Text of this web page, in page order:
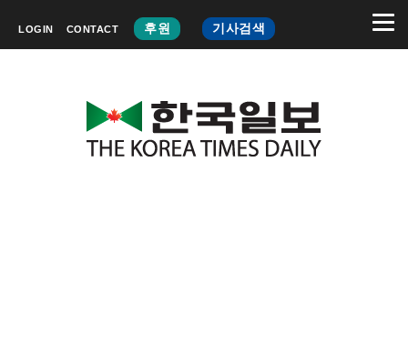
LOGIN CONTACT 후원 기사검색